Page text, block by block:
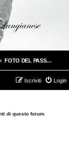
FOTO DEL PASSATO
Login
Iscriviti
di questo forum.